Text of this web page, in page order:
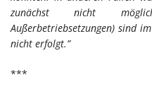
zunächst nicht
Außerbetriebsetzungen) sind
nicht erfolgt.”
***